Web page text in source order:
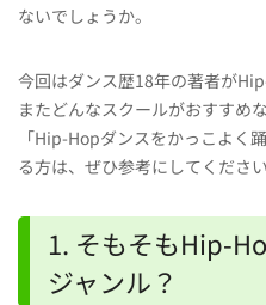
ないでしょうか。
今回はダンス歴18年の著者が
またどんなスクールがおすすめ
「Hip-Hopダンスをかっこよく
る方は、ぜひ参考にしてください
1. そもそもHip-
ジャンル？